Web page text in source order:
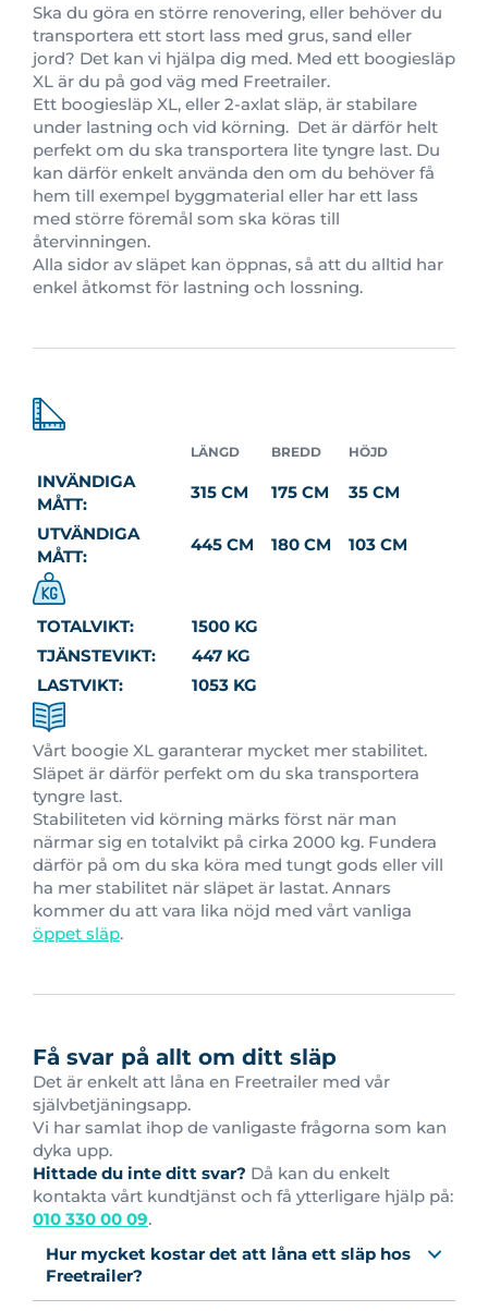
Ska du göra en större renovering, eller behöver du
transportera ett stort lass med grus, sand eller
jord? Det kan vi hjälpa dig med. Med ett boogiesläp
XL är du på god väg med Freetrailer.
Ett boogiesläp XL, eller 2-axlat släp, är stabilare
under lastning och vid körning. Det är därför helt
perfekt om du ska transportera lite tyngre last. Du
kan därför enkelt använda den om du behöver få
hem till exempel byggmaterial eller har ett lass
med större föremål som ska köras till
återvinningen.
Alla sidor av släpet kan öppnas, så att du alltid har
enkel åtkomst för lastning och lossning.
LÄNGD BREDD HÖJD
INVÄNDIGA
MÅTT:
315 CM 175 CM
35 CM
UTVÄNDIGA
MÅTT:
445 CM 180 CM 103 CM
TOTALVIKT:
1500 KG
TJÄNSTEVIKT:
447 KG
LASTVIKT:
1053 KG
Vårt boogie XL garanterar mycket mer stabilitet.
Släpet är därför perfekt om du ska transportera
tyngre last.
Stabiliteten vid körning märks först när man
närmar sig en totalvikt på cirka 2000 kg. Fundera
därför på om du ska köra med tungt gods eller vill
ha mer stabilitet när släpet är lastat. Annars
kommer du att vara lika nöjd med vårt vanliga
öppet släp.
Få svar på allt om ditt släp
Det är enkelt att låna en Freetrailer med vår
självbetjäningsapp.
Vi har samlat ihop de vanligaste frågorna som kan
dyka upp.
Hittade du inte ditt svar? Då kan du enkelt
kontakta vårt kundtjänst och få ytterligare hjälp på:
010 330 00 09.
Hur mycket kostar det att låna ett släp hos
Freetrailer?